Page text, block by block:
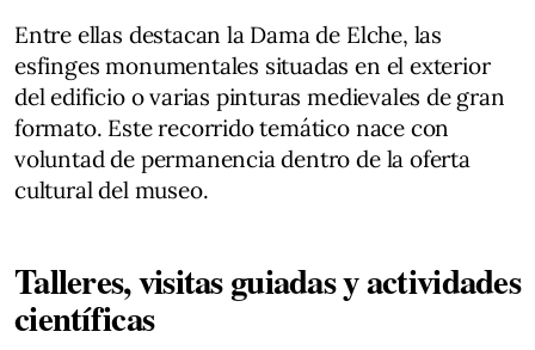
Entre ellas destacan la Dama de Elche, las
esfinges monumentales situadas en el exterior
del edificio o varias pinturas medievales de gran
formato. Este recorrido temático nace con
voluntad de permanencia dentro de la oferta
cultural del museo.
Talleres, visitas guiadas y actividades
científicas